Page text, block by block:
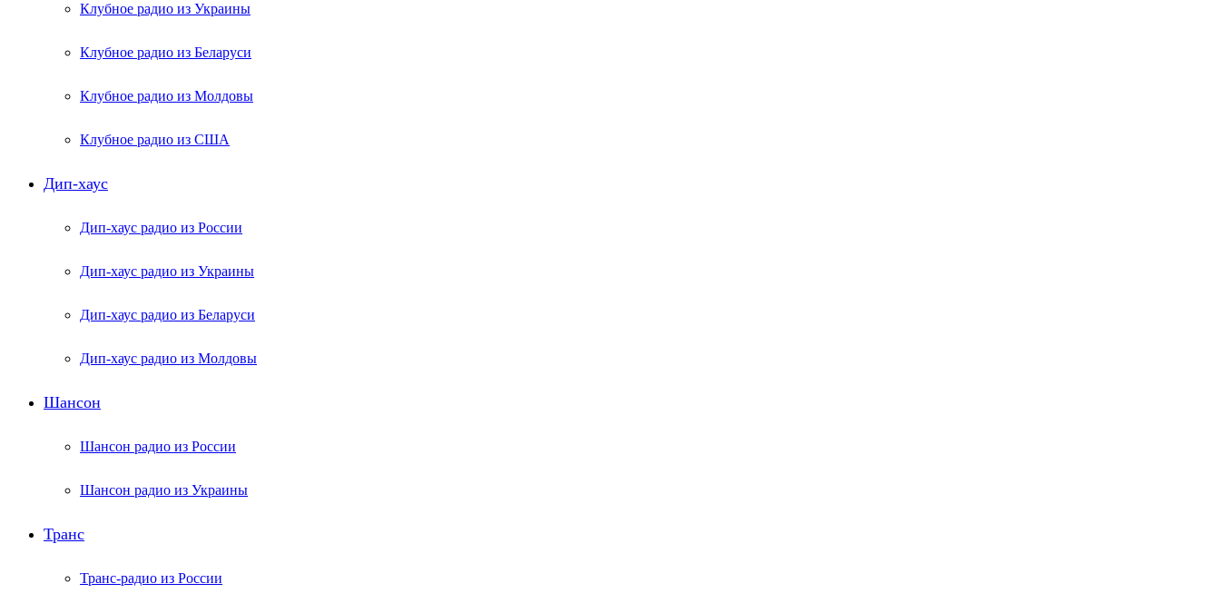
Клубное радио из Украины
Клубное радио из Беларуси
Клубное радио из Молдовы
Клубное радио из США
Дип-хаус
Дип-хаус радио из России
Дип-хаус радио из Украины
Дип-хаус радио из Беларуси
Дип-хаус радио из Молдовы
Шансон
Шансон радио из России
Шансон радио из Украины
Транс
Транс-радио из России